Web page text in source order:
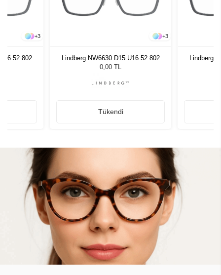
+3
52 802
+3
Lindberg NW6630 D15 U16 52 802
0,00 TL
Tükendi
Lindberg